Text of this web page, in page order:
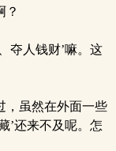
？
夺人钱财’嘛。这
，虽然在外面一些
’还来不及呢。怎